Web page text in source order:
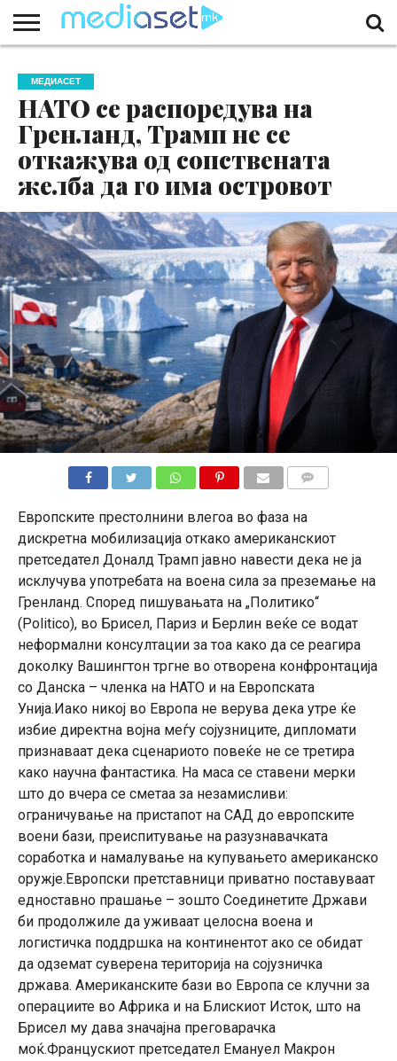
НАС
КОНТАКТ
МАРКЕТИНГ
ПОЧЕТНА
МЕДИАСЕТ
НАТО се распоредува на
Гренланд, Трамп не се
откажува од сопствената
желба да го има островот
Европските престолнини влегоа во фаза на
дискретна мобилизација откако американскиот
претседател Доналд Трамп јавно навести дека не ја
исклучува употребата на воена сила за преземање на
Гренланд. Според пишувањата на „Политико“
(Politico), во Брисел, Париз и Берлин веќе се водат
неформални консултации за тоа како да се реагира
доколку Вашингтон тргне во отворена конфронтација
со Данска – членка на НАТО и на Европската
Унија.Иако никој во Европа не верува дека утре ќе
избие директна војна меѓу сојузниците, дипломати
признаваат дека сценариото повеќе не се третира
како научна фантастика. На маса се ставени мерки
што до вчера се сметаа за незамисливи:
ограничување на пристапот на САД до европските
воени бази, преиспитување на разузнавачката
соработка и намалување на купувањето американско
оружје.Европски претставници приватно поставуваат
едноставно прашање – зошто Соединетите Држави
би продолжиле да уживаат целосна воена и
логистичка поддршка на континентот ако се обидат
да одземат суверена територија на сојузничка
држава. Американските бази во Европа се клучни за
операциите во Африка и на Блискиот Исток, што на
Брисел му дава значајна преговарачка
моќ.Францускиот претседател Емануел Макрон